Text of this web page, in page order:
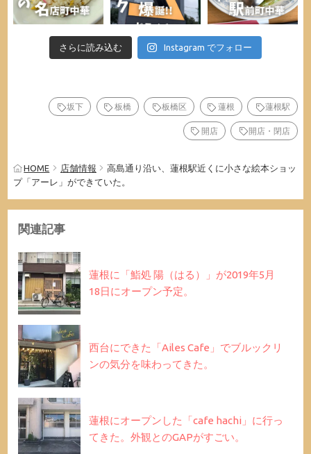
さらに読み込む Instagram でフォロー
坂下 板橋 板橋区 蓮根 蓮根駅
開店 開店・閉店
HOME 店舗情報
高島通り沿い、蓮根駅近くに小さな絵本ショッ
プ「アーレ」ができていた。
関連記事
蓮根に「鮨処 陽（はる）」が2019年5月
18日にオープン予定。
西台にできた「Ailes Cafe」でブルックリ
ンの気分を味わってきた。
蓮根にオープンした「cafe hachi」に行っ
てきた。外観とのGAPがすごい。